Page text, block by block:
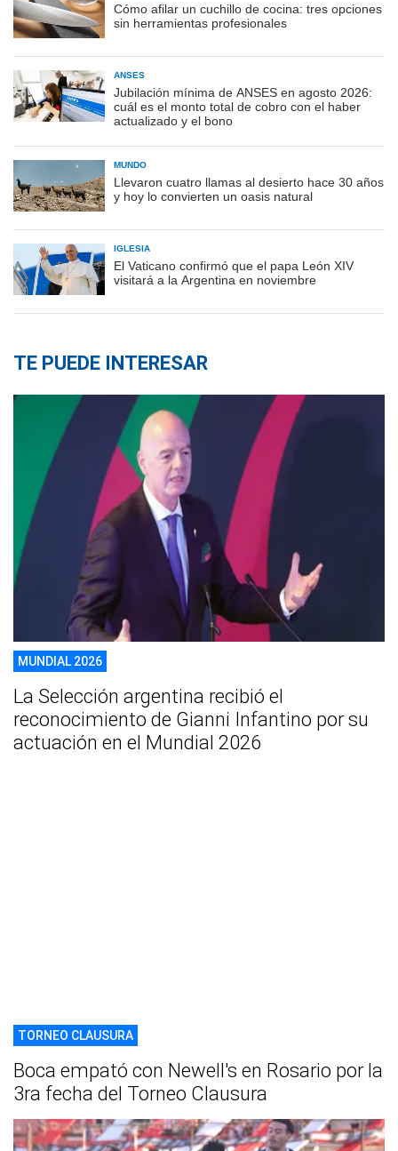
Cómo afilar un cuchillo de cocina: tres opciones
sin herramientas profesionales
ANSES
Jubilación mínima de ANSES en agosto 2026:
cuál es el monto total de cobro con el haber
actualizado y el bono
MUNDO
Llevaron cuatro llamas al desierto hace 30 años
y hoy lo convierten un oasis natural
IGLESIA
El Vaticano confirmó que el papa León XIV
visitará a la Argentina en noviembre
TE PUEDE INTERESAR
MUNDIAL 2026
La Selección argentina recibió el
reconocimiento de Gianni Infantino por su
actuación en el Mundial 2026
TORNEO CLAUSURA
Boca empató con Newell's en Rosario por la
3ra fecha del Torneo Clausura